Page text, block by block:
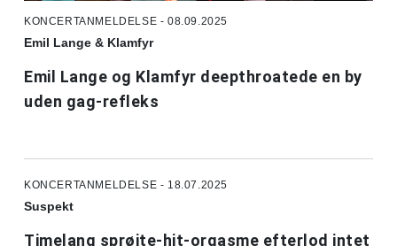
KONCERTANMELDELSE - 08.09.2025
Emil Lange & Klamfyr
Emil Lange og Klamfyr deepthroatede en by
uden gag-refleks
KONCERTANMELDELSE - 18.07.2025
Suspekt
Timelang sprøjte-hit-orgasme efterlod intet